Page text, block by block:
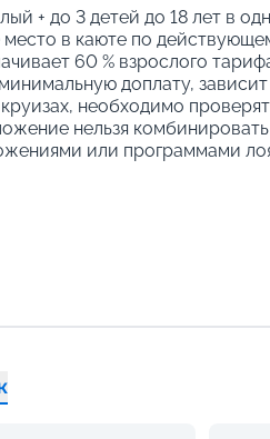
+ до 3 детей до 18 лет в
в каюте по
60 % взрослого
доплату,
необходимо
нельзя
или программами